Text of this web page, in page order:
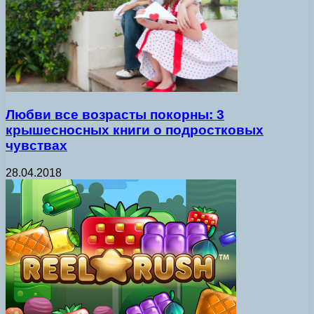
Любви все возрасты покорны: 3
крышесносных книги о подростковых
чувствах
28.04.2018